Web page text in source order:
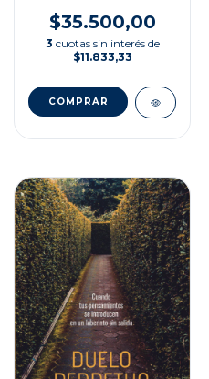
$35.500,00
3 cuotas sin interés de
$11.833,33